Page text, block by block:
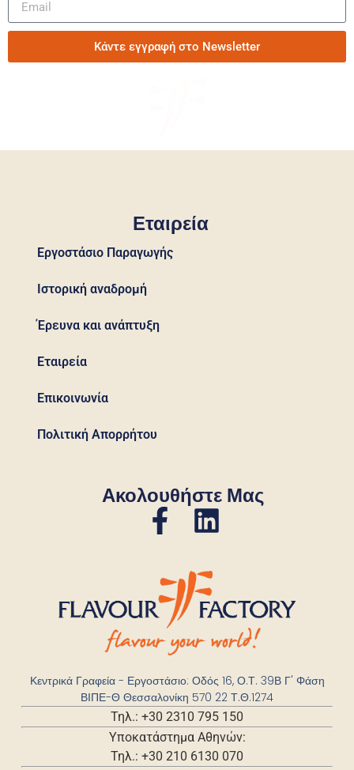
Κάντε εγγραφή στο Newsletter
Κεντρικά Γραφεία - Εργοστάσιο: Οδός 16, Ο.Τ. 39Β Γ' Φάση
ΒΙΠΕ-Θ Θεσσαλονίκη 570 22 Τ.Θ.1274
Τηλ.: +30 2310 795 150
Υποκατάστημα Αθηνών:
Τηλ.: +30 210 6130 070
Εταιρεία
Εργοστάσιο Παραγωγής
Ιστορική αναδρομή
Έρευνα και ανάπτυξη
Εταιρεία
Επικοινωνία
Πολιτική Απορρήτου
Ακολουθήστε Μας